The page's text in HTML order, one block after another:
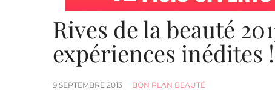
Rives de la beauté
expériences inédites !
9 SEPTEMBRE 2013 BON PLAN BEAUTÉ